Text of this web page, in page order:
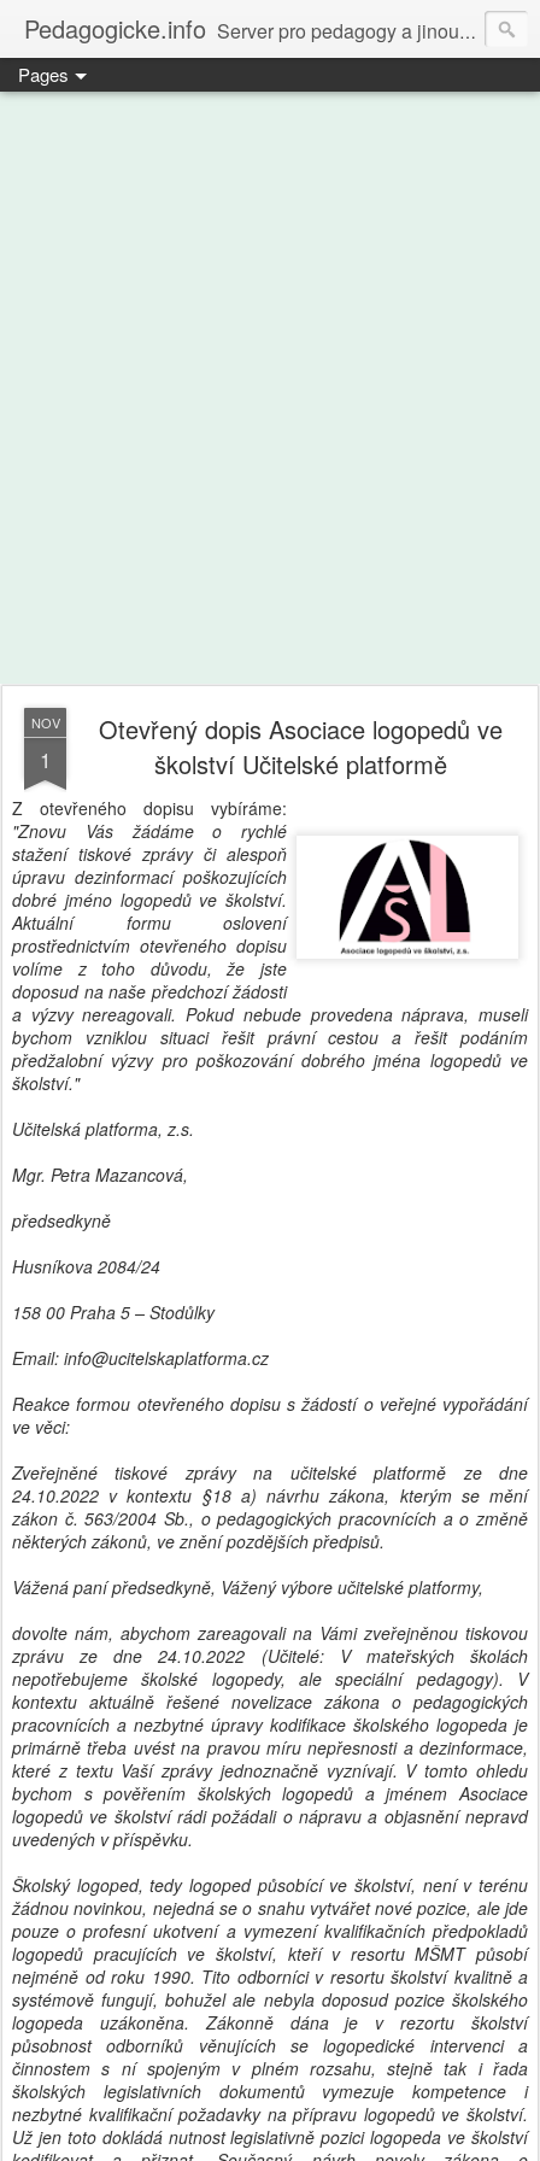
Pedagogicke.info Server pro pedagogy a jinou zvířenu
Pages
NOV
1
Otevřený dopis Asociace logopedů ve
školství Učitelské platformě
Z otevřeného dopisu vybíráme:
"Znovu Vás žádáme o rychlé
stažení tiskové zprávy či alespoň
úpravu dezinformací poškozujících
dobré jméno logopedů ve školství.
Aktuální formu oslovení
prostřednictvím otevřeného dopisu
volíme z toho důvodu, že jste
doposud na naše předchozí žádosti
a výzvy nereagovali. Pokud nebude provedena náprava, museli
bychom vzniklou situaci řešit právní cestou a řešit podáním
předžalobní výzvy pro poškozování dobrého jména logopedů ve
školství."
Učitelská platforma, z.s.
Mgr. Petra Mazancová,
předsedkyně
Husníkova 2084/24
158 00 Praha 5 – Stodůlky
Email: info@ucitelskaplatforma.cz
Reakce formou otevřeného dopisu s žádostí o veřejné vypořádání
ve věci:
Zveřejněné tiskové zprávy na učitelské platformě ze dne
24.10.2022 v kontextu §18 a) návrhu zákona, kterým se mění
zákon č. 563/2004 Sb., o pedagogických pracovnících a o změně
některých zákonů, ve znění pozdějších předpisů.
Vážená paní předsedkyně, Vážený výbore učitelské platformy,
dovolte nám, abychom zareagovali na Vámi zveřejněnou tiskovou
zprávu ze dne 24.10.2022 (Učitelé: V mateřských školách
nepotřebujeme školské logopedy, ale speciální pedagogy). V
kontextu aktuálně řešené novelizace zákona o pedagogických
pracovnících a nezbytné úpravy kodifikace školského logopeda je
primárně třeba uvést na pravou míru nepřesnosti a dezinformace,
které z textu Vaší zprávy jednoznačně vyznívají. V tomto ohledu
bychom s pověřením školských logopedů a jménem Asociace
logopedů ve školství rádi požádali o nápravu a objasnění nepravd
uvedených v příspěvku.
Školský logoped, tedy logoped působící ve školství, není v terénu
žádnou novinkou, nejedná se o snahu vytvářet nové pozice, ale jde
pouze o profesní ukotvení a vymezení kvalifikačních předpokladů
logopedů pracujících ve školství, kteří v resortu MŠMT působí
nejméně od roku 1990. Tito odborníci v resortu školství kvalitně a
systémově fungují, bohužel ale nebyla doposud pozice školského
logopeda uzákoněna. Zákonně dána je v rezortu školství
působnost odborníků věnujících se logopedické intervenci a
činnostem s ní spojeným v plném rozsahu, stejně tak i řada
školských legislativních dokumentů vymezuje kompetence i
nezbytné kvalifikační požadavky na přípravu logopedů ve školství.
Už jen toto dokládá nutnost legislativně pozici logopeda ve školství